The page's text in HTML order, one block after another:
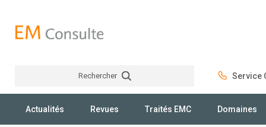
Rechercher Service
Actualités Revues Traités EMC Domaines